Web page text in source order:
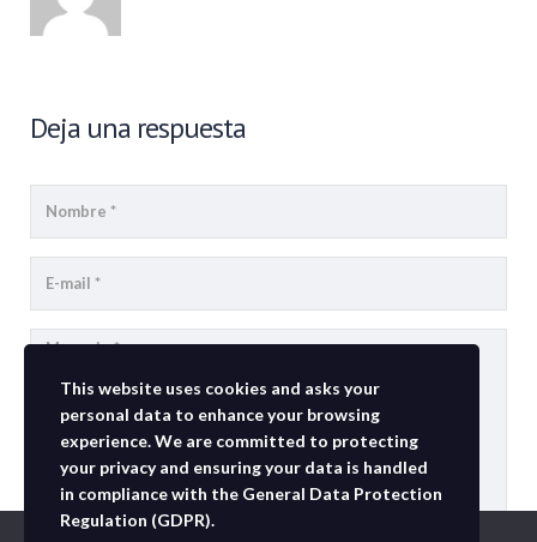
Deja una respuesta
This website uses cookies and asks your
personal data to enhance your browsing
experience. We are committed to protecting
your privacy and ensuring your data is handled
in compliance with the General Data Protection
Regulation (GDPR).